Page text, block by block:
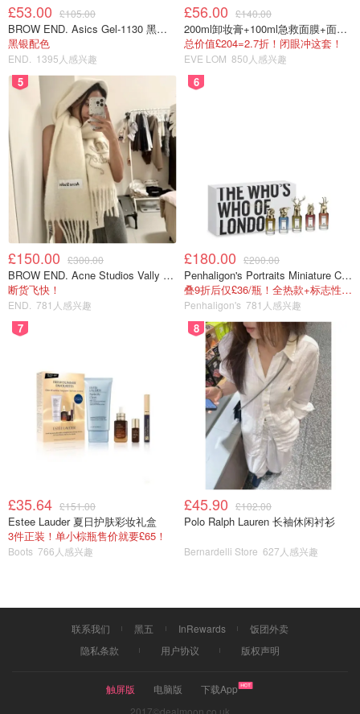
7️⃣Origins白紫米洁面油，150ml/31刀，需摇匀。有点厚重
的油，冬天有点难推，夏天热了就好多了。清洁力比较强，
洗完后略紧绷，油皮应该更喜欢。
£53.00 £105.00
BROW END. Asics Gel-1130 黑色运动鞋
黑银配色
END. 1395人感兴趣
£56.00 £140.00
200ml卸妆膏+100ml急救面膜+面霜+洁颜布
总价值£204=2.7折！闭眼冲这套！
EVE LOM 850人感兴趣
5
£150.00 £300.00
BROW END. Acne Studios Vally 刺绣围巾 白色
断货飞快！
END. 781人感兴趣
6
£180.00 £200.00
Penhaligon's Portraits Miniature Collection 香氛套装 5瓶装
叠9折后仅£36/瓶！全热款+标志性兽首头
Penhaligon's 781人感兴趣
7
£35.64 £151.00
Estee Lauder 夏日护肤彩妆礼盒
3件正装！单小棕瓶售价就要£65！
Boots 766人感兴趣
8
£45.90 £102.00
Polo Ralph Lauren 长袖休闲衬衫
Bernardelli Store 627人感兴趣
联系我们 黑五 InRewards
饭团外卖
隐私条款
用户协议 版权声明
触屏版 电脑版
下载App
2017©dealmoon.co.uk